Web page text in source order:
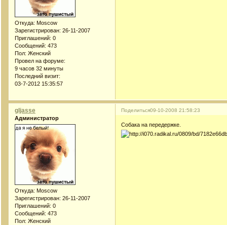
Откуда: Moscow
Зарегистрирован: 26-11-2007
Приглашений: 0
Сообщений: 473
Пол: Женский
Провел на форуме:
9 часов 32 минуты
Последний визит:
03-7-2012 15:35:57
Поделиться09-10-2008 21:58:23
gljasse
Администратор
Откуда: Moscow
Зарегистрирован: 26-11-2007
Приглашений: 0
Сообщений: 473
Пол: Женский
Собака на передержке.